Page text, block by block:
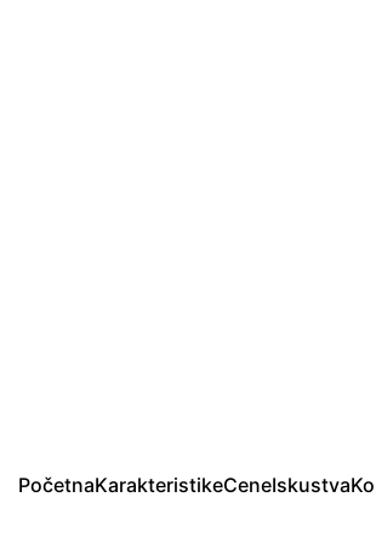
PočetnaKarakteristikeCeneIskustva